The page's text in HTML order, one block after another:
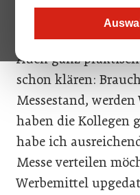
Was will ich
ich Kunden
Auch ganz
schon klären:
Messestand,
haben die Kollegen
habe ich
Messe verteilen
Werbemittel